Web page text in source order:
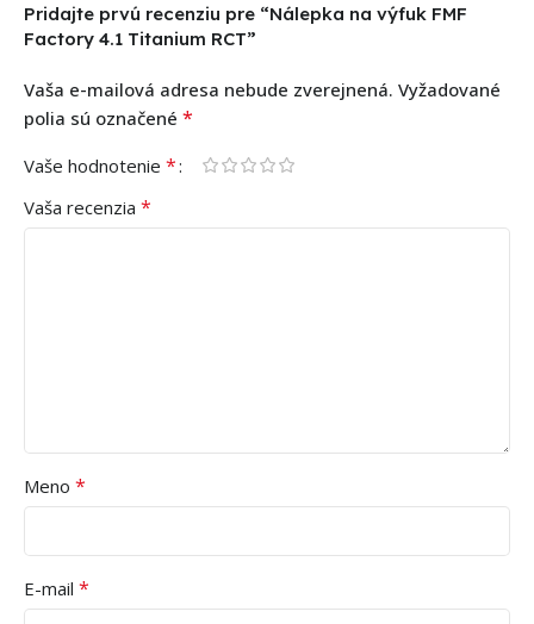
Pridajte prvú recenziu pre “Nálepka na výfuk FMF
Factory 4.1 Titanium RCT”
Vaša e-mailová adresa nebude zverejnená. Vyžadované
polia sú označené *
Vaše hodnotenie *
Vaša recenzia *
Meno *
E-mail *